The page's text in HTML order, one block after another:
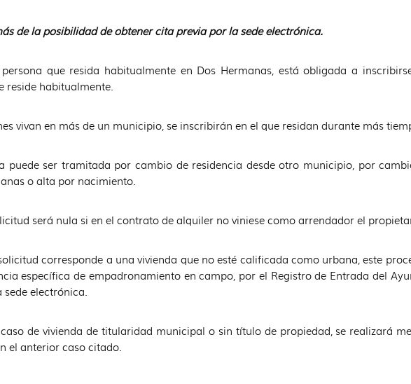
de la posibilidad de obtener cita previa por la sede electrónica.
que resida habitualmente en Dos Hermanas, está obligada a
reside habitualmente.
vivan en más de un municipio, se inscribirán en el que residan durante más
puede ser tramitada por cambio de residencia desde otro municipio, por
o alta por nacimiento.
será nula si en el contrato de alquiler no viniese como arrendador el
corresponde a una vivienda que no esté calificada como urbana, este
específica de empadronamiento en campo, por el Registro de Entrada del
sede electrónica.
de vivienda de titularidad municipal o sin título de propiedad, se realizará
el anterior caso citado.